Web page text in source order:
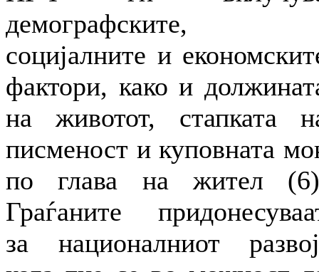
демографските,
социјалните и
фактори, како и
на животот, стапката
писменост и куповната
по глава на жител
Граѓаните
за националниот